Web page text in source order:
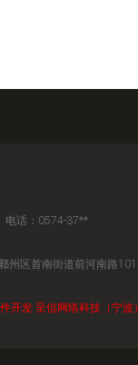
电话：0574-37**
州区首南街道前河南路
开发 呈信网络科技（宁波